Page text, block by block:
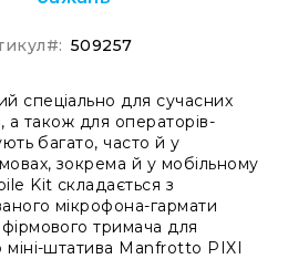
системи
Моніторінг
(IEM)
Приймачі
Передавачі
Мікрофонні
голови
Всі
радіосистеми
509257
спеціально для сучасних
а також для операторів-
багато, часто й у
зокрема й у мобільному
Kit складається з
мікрофона-гармати
тримача для
міні-штатива Manfrotto PIXI